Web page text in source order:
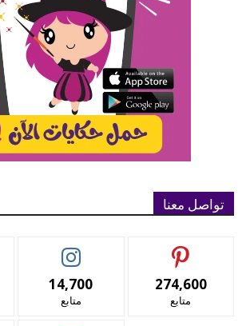
تواصل معنا
14,700
متابع
274,600
متابع